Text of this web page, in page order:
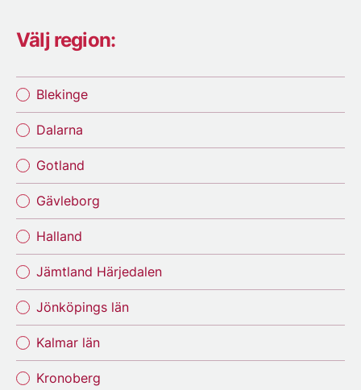
Välj region:
Blekinge
Dalarna
Gotland
Gävleborg
Halland
Jämtland Härjedalen
Jönköpings län
Kalmar län
Kronoberg